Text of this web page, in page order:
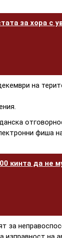
за хора с
на
фиша
кинта да не
за